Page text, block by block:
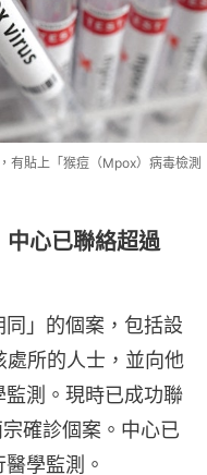
有貼上「猴痘（Mpox）病毒檢測
心已聯絡超過
」的個案，包括設
處所的人士，並向他
測。現時已成功聯
確診個案。中心已
學監測。